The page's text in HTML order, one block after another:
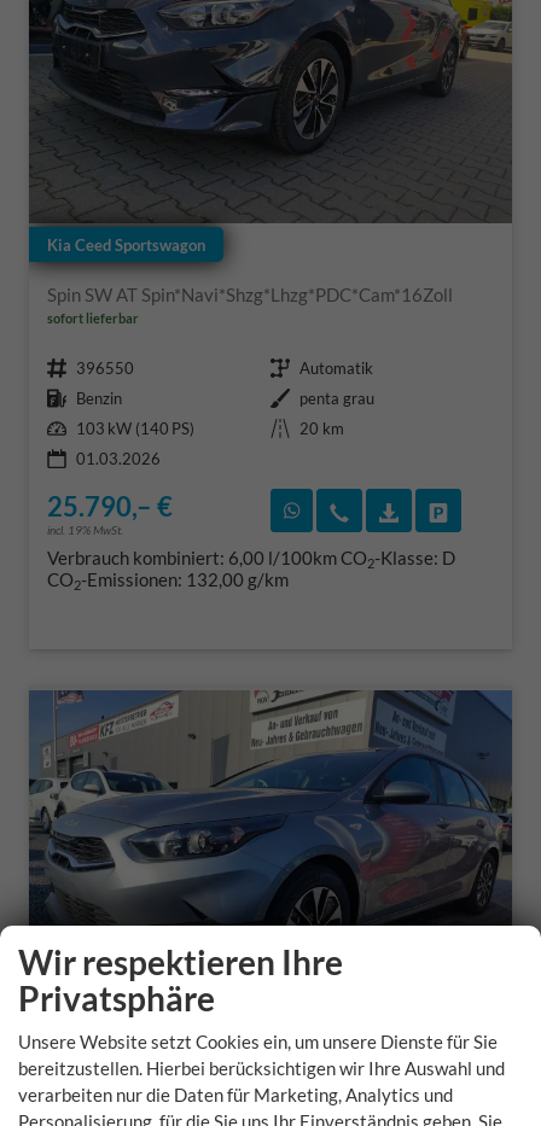
Kia Ceed Sportswagon
Spin SW AT Spin*Navi*Shzg*Lhzg*PDC*Cam*16Zoll
sofort lieferbar
Fahrzeugnr. 396550 Getriebe Automatik
Kraftstoff Benzin Außenfarbe penta grau
Leistung 103 kW (140 PS) Kilometerstand
20 km
01.03.2026
25.790,– €
incl. 19% MwSt.
Rückruf vereinbaren
Wir rufen Sie an
Verbrauch kombiniert: 6,00 l/100kmCO2-Klasse: D
CO2-Emissionen: 132,00 g/km
Kia Ceed Sportswagon
Wir respektieren Ihre
Privatsphäre
Unsere Website setzt Cookies ein, um unsere Dienste für Sie
bereitzustellen. Hierbei berücksichtigen wir Ihre Auswahl und
verarbeiten nur die Daten für Marketing, Analytics und
Personalisierung, für die Sie uns Ihr Einverständnis geben. Sie